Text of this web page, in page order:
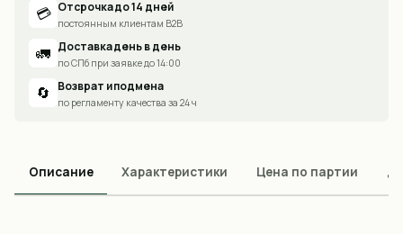
💳 Отсрочка до 14 дней
постоянным клиентам B2B
🚛 Доставка день в день
по СПб при заявке до 14:00
🔄 Возврат и подмена
по регламенту качества за 24 ч
Описание Характеристики Цена по партии